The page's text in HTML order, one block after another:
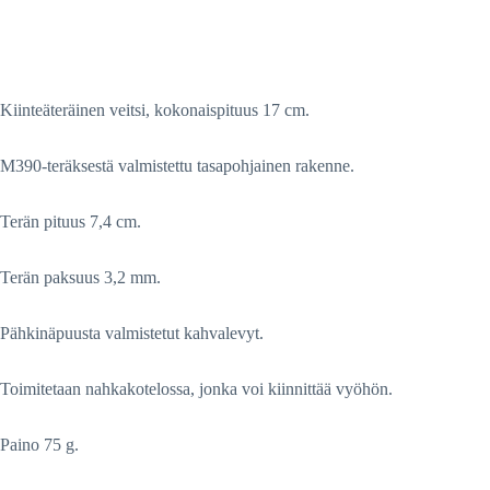
Kiinteäteräinen veitsi, kokonaispituus 17 cm.
M390-teräksestä valmistettu tasapohjainen rakenne.
Terän pituus 7,4 cm.
Terän paksuus 3,2 mm.
Pähkinäpuusta valmistetut kahvalevyt.
Toimitetaan nahkakotelossa, jonka voi kiinnittää vyöhön.
Paino 75 g.